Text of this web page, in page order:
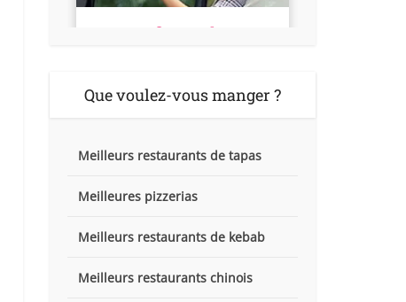
Que voulez-vous manger ?
Meilleurs restaurants de tapas
Meilleures pizzerias
Meilleurs restaurants de kebab
Meilleurs restaurants chinois